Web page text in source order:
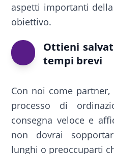
aspetti importanti
obiettivo.
Ottieni
tempi brevi
Con noi come
processo di
consegna veloce e
non dovrai
lunghi o preoccuparti